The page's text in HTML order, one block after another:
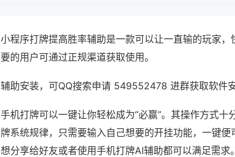
小程序打牌提高胜率辅助是一款可以让一直输的玩家，
要的用户可通过正规渠道获取使用。
辅助安装，可QQ搜索申请 549552478 进群获取软件
手机打牌可以一键让你轻松成为“必赢”。其操作方式
牌系统规律，只需要输入自己想要的开挂功能，一键
想分享给好友或者使用手机打牌AI辅助都可以满足需求。